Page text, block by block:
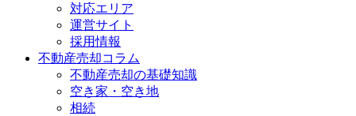
対応エリア
運営サイト
採用情報
不動産売却コラム
不動産売却の基礎知識
空き家・空き地
相続